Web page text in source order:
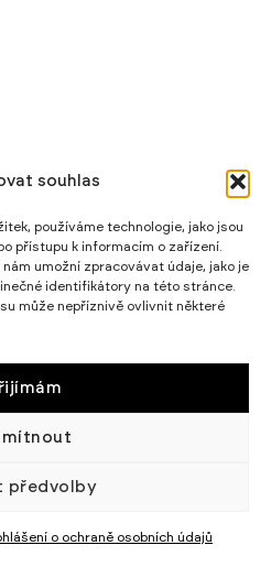
souhlas
používáme technologie, jako jsou
přístupu k informacím o zařízení.
umožní zpracovávat údaje, jako je
identifikátory na této stránce.
může nepříznivě ovlivnit některé
předvolby
o ochraně osobních údajů
PRYWATNOŚCI